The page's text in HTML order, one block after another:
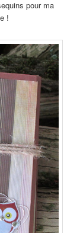
pour ma
!